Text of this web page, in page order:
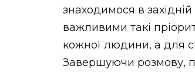
знаходимося в
важливими такі
кожної людини, а для
Завершуючи розмову,